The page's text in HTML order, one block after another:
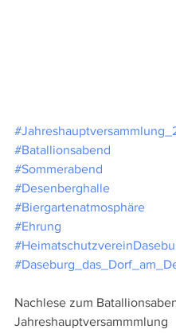
#Batallionsabend
#Sommerabend
#Desenberghalle
#Biergartenatmosphäre
#Ehrung
Nachlese zum
Jahreshauptversammmlung